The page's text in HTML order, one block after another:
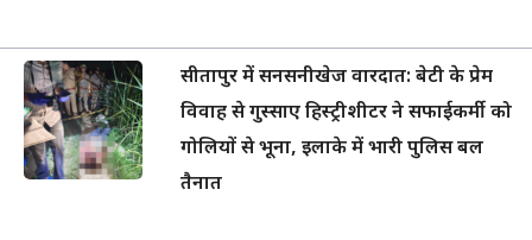
सीतापुर में सनसनीखेज वारदात: बेटी के प्रेम
विवाह से गुस्साए हिस्ट्रीशीटर ने सफाईकर्मी को
गोलियों से भूना, इलाके में भारी पुलिस बल
तैनात